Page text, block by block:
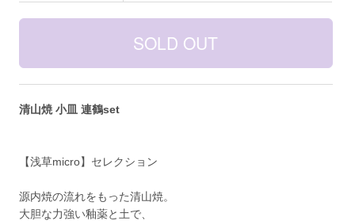
清山焼 小皿 連鶴set
【浅草micro】セレクション
源内焼の流れをもった清山焼。
大胆な力強い釉薬と土で、